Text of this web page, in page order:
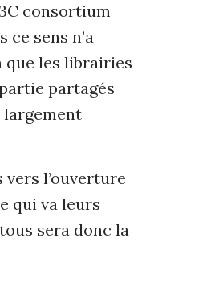
consortium
sens n’a
que les librairies
partagés
l’ouverture
qui va leurs
sera donc la